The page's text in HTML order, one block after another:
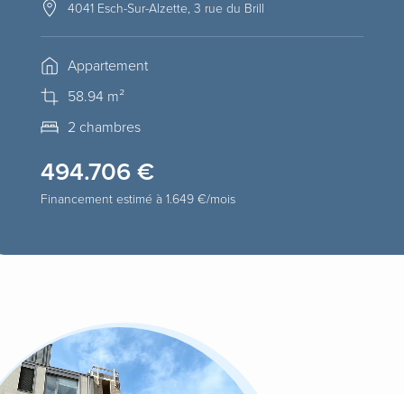
4041 Esch-Sur-Alzette, 3 rue du Brill
Appartement
58.94 m²
2 chambres
494.706 €
Financement estimé à 1.649 €/mois